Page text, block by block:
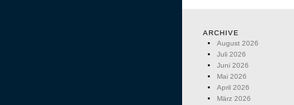
ARCHIVE
August 2026
Juli 2026
Juni 2026
Mai 2026
April 2026
März 2026